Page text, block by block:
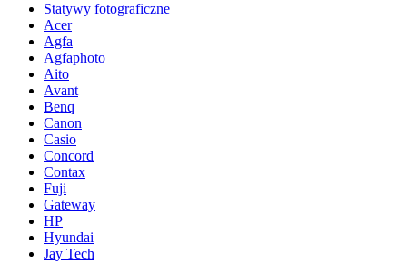
Statywy fotograficzne
Acer
Agfa
Agfaphoto
Aito
Avant
Benq
Canon
Casio
Concord
Contax
Fuji
Gateway
HP
Hyundai
Jay Tech